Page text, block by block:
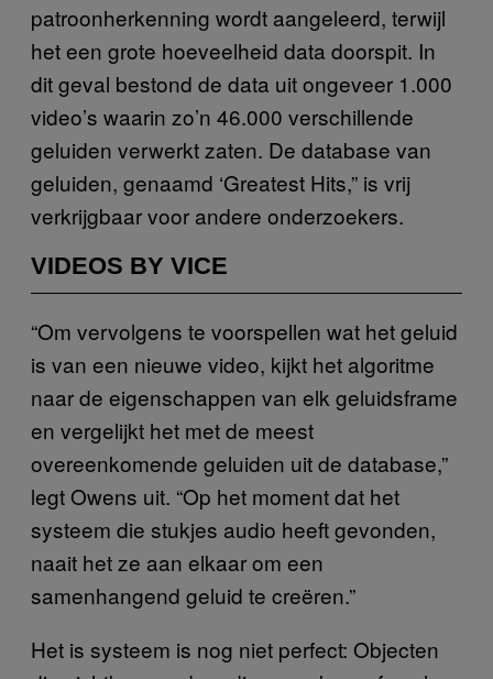
patroonherkenning wordt aangeleerd, terwijl
het een grote hoeveelheid data doorspit. In
dit geval bestond de data uit ongeveer 1.000
video’s waarin zo’n 46.000 verschillende
geluiden verwerkt zaten. De database van
geluiden, genaamd ‘Greatest Hits,” is vrij
verkrijgbaar voor andere onderzoekers.
VIDEOS BY VICE
“Om vervolgens te voorspellen wat het geluid
is van een nieuwe video, kijkt het algoritme
naar de eigenschappen van elk geluidsframe
en vergelijkt het met de meest
overeenkomende geluiden uit de database,”
legt Owens uit. “Op het moment dat het
systeem die stukjes audio heeft gevonden,
naait het ze aan elkaar om een
samenhangend geluid te creëren.”
Het is systeem is nog niet perfect: Objecten